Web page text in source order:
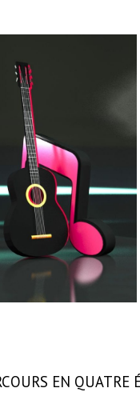
EN QUATRE